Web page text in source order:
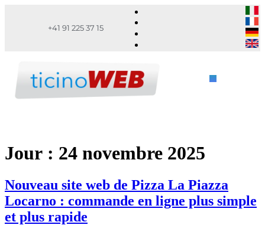
+41 91 225 37 15
Jour : 24 novembre 2025
Nouveau site web de Pizza La Piazza
Locarno : commande en ligne plus simple
et plus rapide